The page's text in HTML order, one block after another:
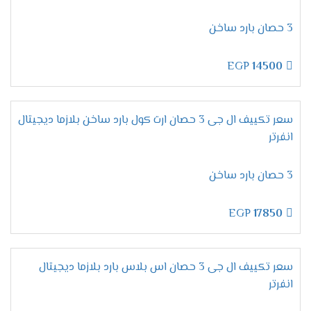
أو الحرارة الشديدة.
تصميم قوي:
مميزات تكييف إل جي أرتيكول
2025 – التبريد الذكي بأقصى
خاصية التبريد / التدفئة – راحة تامة
في كل الفصول
بكل تأكيد،لا شيء يضاهيالراحة المطلقةخلال الصيف
الحار والشتاء البارد.
يأتي تكييف إل جي أرتيكول
مزودًا بخاصية
3 حصان بارد ساخن
14500
سعر تكييف ال جى 3 حصان ارت كول بارد ساخن بلازما ديجيتال
انفرتر
3 حصان بارد ساخن
17850
سعر تكييف ال جى 3 حصان اس بلاس بارد بلازما ديجيتال
انفرتر